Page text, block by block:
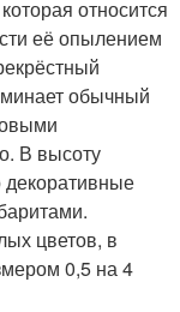
относится
её опылением
обычный
В высоту
декоративные
цветов, в
0,5 на 4